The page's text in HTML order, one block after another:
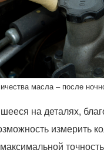
масла – после
на деталях,
измерить